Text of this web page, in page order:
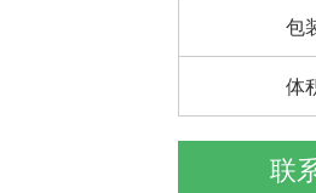
包
体
联